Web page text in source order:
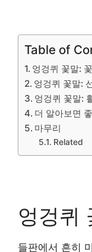
Table of
엉겅퀴 꽃말:
엉겅퀴 꽃말:
엉겅퀴 꽃말:
더 알아보면
마무리
Related
엉겅퀴
들판에서 흔히